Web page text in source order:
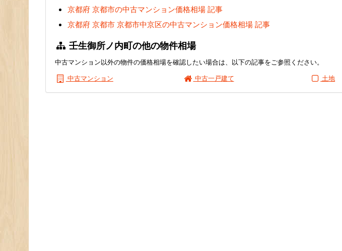
京都府 京都市の中古マンション価格相場 記事
京都府 京都市 京都市中京区の中古マンション価格相場 記事
壬生御所ノ内町の他の物件相場
中古マンション以外の物件の価格相場を確認したい場合は、以下の記事をご参照ください。
中古マンション
中古一戸建て 土地